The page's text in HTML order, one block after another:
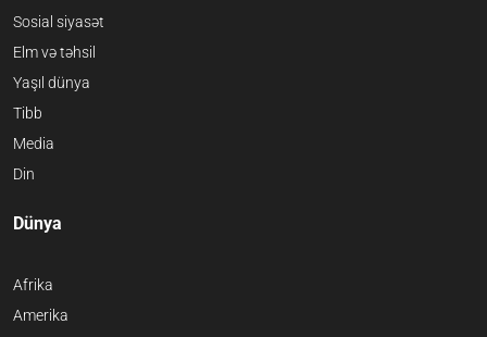
Sosial siyasət
Elm və təhsil
Yaşıl dünya
Tibb
Media
Din
Dünya
Afrika
Amerika